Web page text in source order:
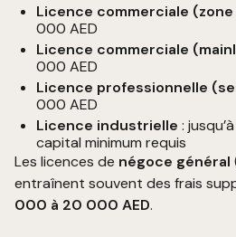
Licence commerciale
000 AED
Licence commerciale
000 AED
Licence professionnelle
000 AED
Licence industrielle :
capital minimum requis
Les licences de négoce général
entraînent souvent des frais
000 à 20 000 AED.